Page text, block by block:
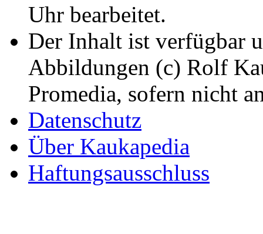
Uhr bearbeitet.
Der Inhalt ist verfügbar
Abbildungen (c) Rolf
Promedia, sofern nicht
Datenschutz
Über Kaukapedia
Haftungsausschluss